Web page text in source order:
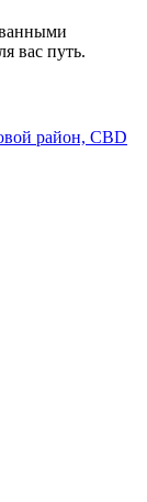
вас путь.
район, CBD